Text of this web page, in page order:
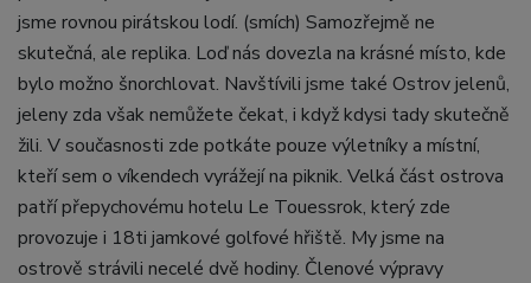
jsme rovnou pirátskou lodí. (smích) Samozřejmě ne
skutečná, ale replika. Loď nás dovezla na krásné místo, kde
bylo možno šnorchlovat. Navštívili jsme také Ostrov jelenů,
jeleny zda však nemůžete čekat, i když kdysi tady skutečně
žili. V současnosti zde potkáte pouze výletníky a místní,
kteří sem o víkendech vyrážejí na piknik. Velká část ostrova
patří přepychovému hotelu Le Touessrok, který zde
provozuje i 18ti jamkové golfové hřiště. My jsme na
ostrově strávili necelé dvě hodiny. Členové výpravy